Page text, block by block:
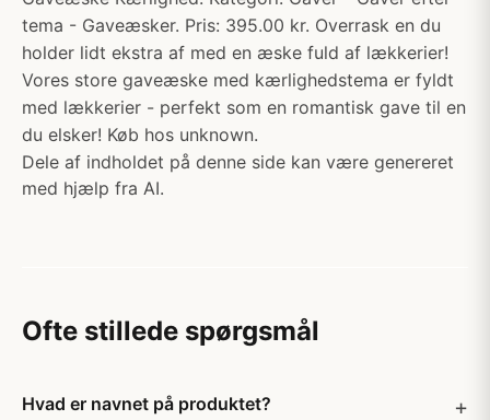
tema - Gaveæsker. Pris: 395.00 kr. Overrask en du
holder lidt ekstra af med en æske fuld af lækkerier!
Vores store gaveæske med kærlighedstema er fyldt
med lækkerier - perfekt som en romantisk gave til en
du elsker! Køb hos unknown.
Dele af indholdet på denne side kan være genereret
med hjælp fra AI.
Ofte stillede spørgsmål
Hvad er navnet på produktet?